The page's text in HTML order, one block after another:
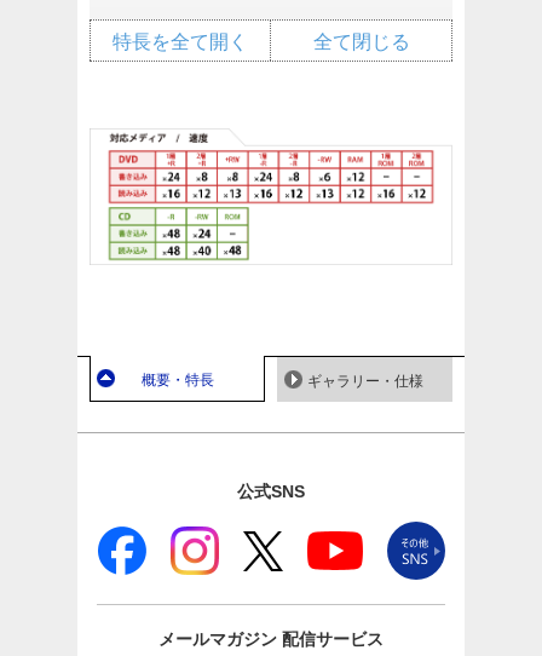
全て閉じる
特長を全て開く
概要・特長 ギャラリー・仕様
公式SNS
メールマガジン 配信サービス